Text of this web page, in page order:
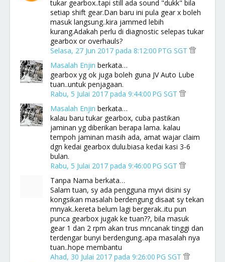
tukar gearbox..tapi still ada sound "dukk" bila
setiap shift gear.Dan baru ini pula gear x boleh
masuk langsung..kira jammed lebih
kurang.Adakah perlu di diagnostic selepas tukar
gearbox or overhauls?
Selasa, 27 Jun 2017 pada 8:12:00 PTG SGT
Masalah Enjin berkata…
gearbox yg ok juga boleh guna JV Auto Lube
tuan..untuk penjagaan.
Rabu, 5 Julai 2017 pada 9:44:00 PG SGT
Masalah Enjin berkata…
kalau baru tukar gearbox, cuba pastikan
jaminan yg diberikan berapa lama. kalau
tempoh jaminan masih ada, amat wajar claim
dgn kedai gearbox dulu.biasa kedai kasi 3-6
bulan.
Rabu, 5 Julai 2017 pada 9:46:00 PG SGT
Tanpa Nama berkata…
Salam tuan, sy ada pengguna myvi disini sy
kongsikan masalah berdengung disaat sy tekan
mnyak..kereta belum lagi bergerak..itu pun
punca gearbox jugak ke tuan??, bila masuk
gear 1 dan 2 rpm akan trus mncanak tinggi dan
terdengar bunyi berdengung..apa masalah nya
tuan..hope membantu
Ahad, 30 Julai 2017 pada 9:26:00 PG SGT